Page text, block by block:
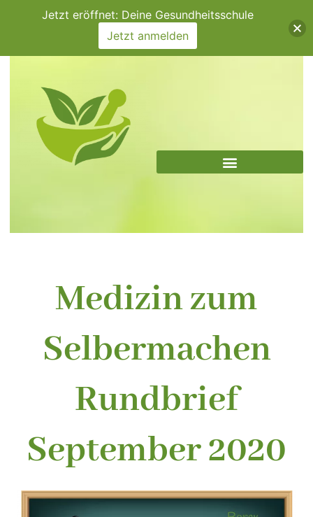
Medizin zum
Selbermachen
Rundbrief
September 2020
Jetzt eröffnet: Deine Gesundheitsschule
Jetzt anmelden